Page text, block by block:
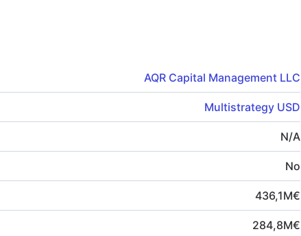
AQR Capital Management LLC
Multistrategy USD
N/A
No
436,1M€
284,8M€